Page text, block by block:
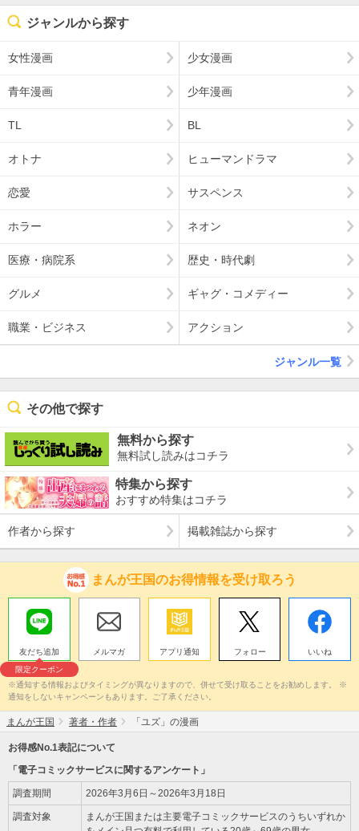
ジャンルから探す
女性漫画 少女漫画
青年漫画 少年漫画
TL BL
オトナ ヒューマンドラマ
恋愛 サスペンス
ホラー ネオン
医療・病院系 歴史・時代劇
グルメ ギャグ・コメディー
職業・ビジネス アクション
ジャンル一覧
その他で探す
無料から探す
無料試し読みはコチラ
特集から探す
おすすめ特集はコチラ
作者から探す 掲載雑誌から探す
まんが王国のお得情報を受け取ろう
友だち追加
限定クーポン
メルマガ アプリ通知 フォロー いいね
※通知する情報およびタイミングが異なりますので、併せて受け取ることをお勧めします。 ※
通知をしないキャンペーンもあります。ご了承ください。
まんが王国 著者・作者 「ユズ」の漫画
お得感No.1表記について
「電子コミックサービスに関するアンケート」
調査期間 2026年3月6日～2026年3月18日
調査対象
まんが王国または主要電子コミックサービスのうちいずれか